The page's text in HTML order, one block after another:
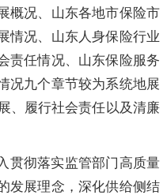
概况、山东各地市保险市
情况、山东人身保险行业
责任情况、山东保险服务
况九个章节较为系统地展
、履行社会责任以及清廉
贯彻落实监管部门高质量
发展理念，深化供给侧结